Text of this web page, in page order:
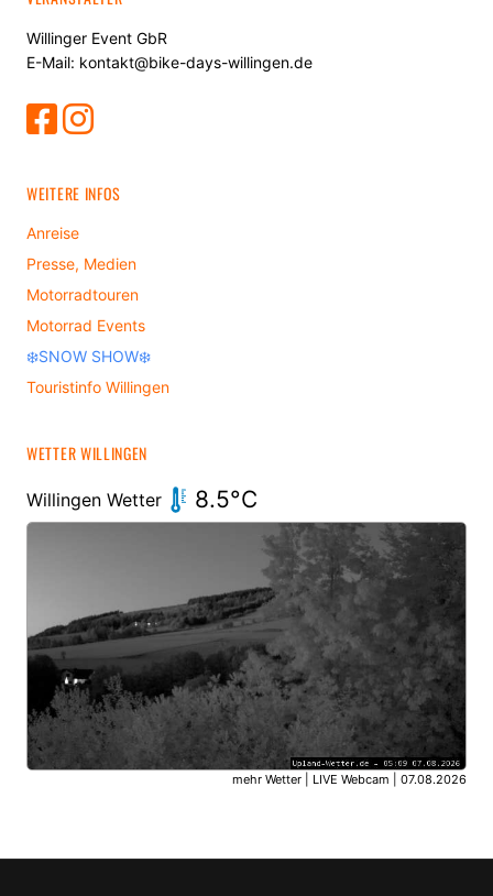
Willinger Event GbR
E-Mail: kontakt@bike-days-willingen.de
WEITERE INFOS
Anreise
Presse, Medien
Motorradtouren
Motorrad Events
❄️SNOW SHOW❄️
Touristinfo Willingen
WETTER WILLINGEN
Willingen Wetter 8.5°C
mehr Wetter LIVE Webcam | 07.08.2026